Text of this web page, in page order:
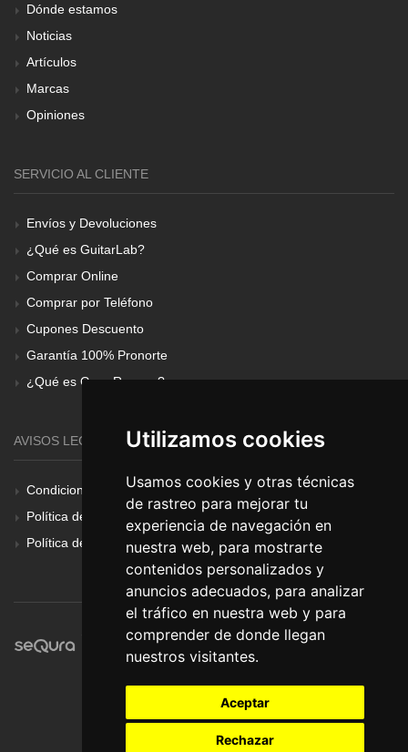
Utilizamos cookies
Usamos cookies y otras técnicas
de rastreo para mejorar tu
experiencia de navegación en
nuestra web, para mostrarte
contenidos personalizados y
anuncios adecuados, para analizar
el tráfico en nuestra web y para
comprender de donde llegan
nuestros visitantes.
Aceptar
Rechazar
Dónde estamos
Noticias
Artículos
Marcas
Opiniones
SERVICIO AL CLIENTE
Envíos y Devoluciones
¿Qué es GuitarLab?
Comprar Online
Comprar por Teléfono
Cupones Descuento
Garantía 100% Pronorte
¿Qué es Gear Renove?
AVISOS LEGALES
Condiciones Generales
Política de Cookies
Política de Privacidad